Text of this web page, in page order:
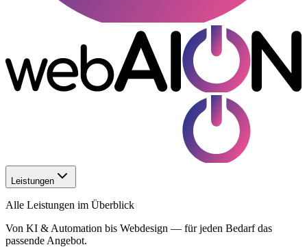
Leistungen
Alle Leistungen im Überblick
Von KI & Automation bis Webdesign — für jeden Bedarf das
passende Angebot.